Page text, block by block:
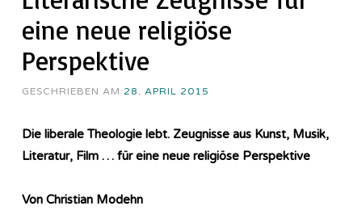
eine neue religiöse
Perspektive
GESCHRIEBEN AM 28. APRIL 2015
Die liberale Theologie lebt. Zeugnisse aus Kunst, Musik,
Literatur, Film … für eine neue religiöse Perspektive
Von Christian Modehn